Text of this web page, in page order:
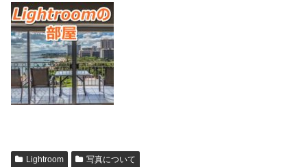
Lightroom 写真について